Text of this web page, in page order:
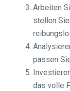
Arbeiten
stellen
passen
das volle